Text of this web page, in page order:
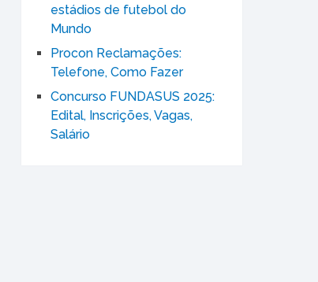
estádios de futebol do
Mundo
Procon Reclamações:
Telefone, Como Fazer
Concurso FUNDASUS 2025:
Edital, Inscrições, Vagas,
Salário